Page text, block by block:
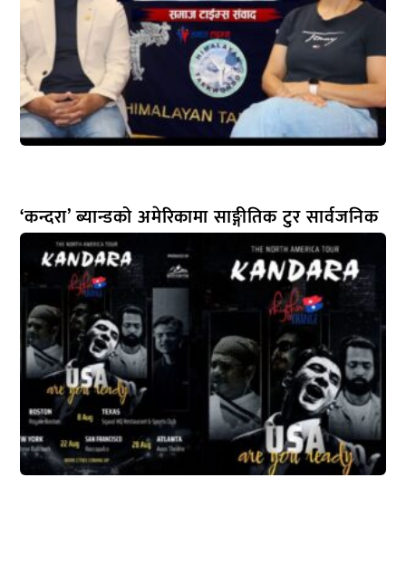
‘कन्दरा’ ब्यान्डको अमेरिकामा साङ्गीतिक टुर सार्वजनिक